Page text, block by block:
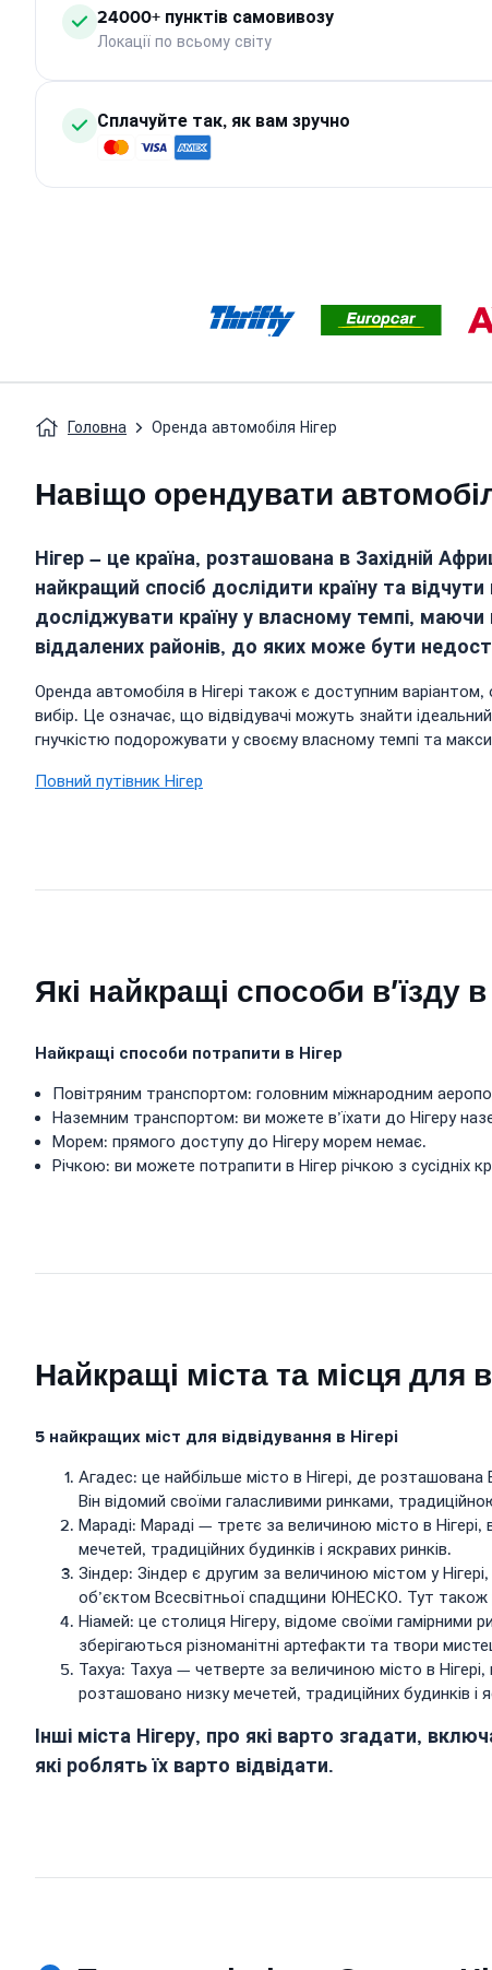
24000+ пунктів самовивозу
Локації по всьому світу
Сплачуйте так, як вам зручно
Головна Оренда автомобіля Нігер
Навіщо орендувати
Нігер – це країна, розташована в Західній
найкращий спосіб дослідити країну та
досліджувати країну у власному темпі,
віддалених районів, до яких може бути
Оренда автомобіля в Нігері також є доступним
вибір. Це означає, що відвідувачі можуть знайти
гнучкістю подорожувати у своєму власному темпі та
Повний путівник Нігер
Які найкращі способи в’їзду в
Найкращі способи потрапити в Нігер
Повітряним транспортом: головним міжнародним
Наземним транспортом: ви можете в’їхати до Нігеру
Морем: прямого доступу до Нігеру морем немає.
Річкою: ви можете потрапити в Нігер річкою з сусідніх
Найкращі міста та місця для
5 найкращих міст для відвідування в Нігері
Агадес: це найбільше місто в Нігері, де
Він відомий своїми галасливими ринками,
Мараді: Мараді — третє за величиною місто в
мечетей, традиційних будинків і яскравих ринків.
Зіндер: Зіндер є другим за величиною містом у
об’єктом Всесвітньої спадщини ЮНЕСКО. Тут також
Ніамей: це столиця Нігеру, відоме своїми
зберігаються різноманітні артефакти та твори
Тахуа: Тахуа — четверте за величиною місто в
розташовано низку мечетей, традиційних будинків і
Інші міста Нігеру, про які варто згадати,
які роблять їх варто відвідати.